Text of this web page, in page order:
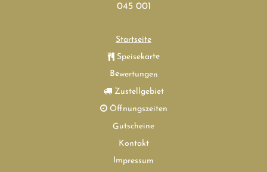
045 001
Startseite
Speisekarte
Bewertungen
Zustellgebiet
Öffnungszeiten
Gutscheine
Kontakt
Impressum